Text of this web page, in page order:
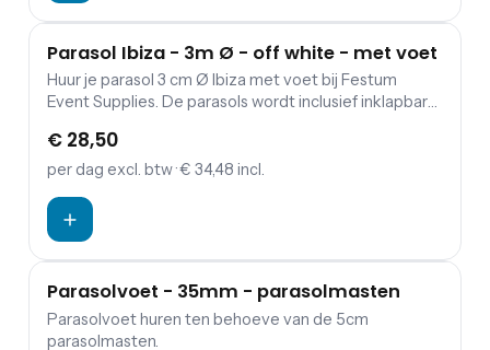
Parasol Ibiza - 3m Ø - off white - met voet
Huur je parasol 3 cm Ø Ibiza met voet bij Festum
Event Supplies. De parasols wordt inclusief inklapbare
versteviging.
€ 28,50
per dag excl. btw· € 34,48 incl.
Parasolvoet - 35mm - parasolmasten
Parasolvoet huren ten behoeve van de 5cm
parasolmasten.